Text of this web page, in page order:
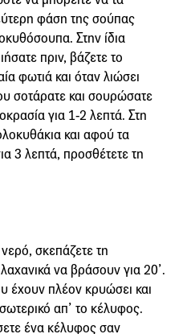
φάση της σούπας
Στην ίδια
πριν, βάζετε το
φωτιά και όταν λιώσει
σοτάρατε και σουρώσατε
για 1-2 λεπτά. Στη
και αφού τα
3 λεπτά, προσθέτετε τη
σκεπάζετε τη
να βράσουν για 20’.
έχουν πλέον κρυώσει και
απ’ το κέλυφος.
ένα κέλυφος σαν